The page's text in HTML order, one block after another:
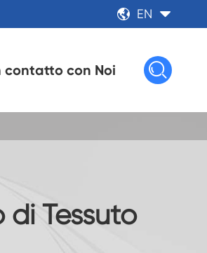
 EN 
contatto con Noi 
di Tessuto